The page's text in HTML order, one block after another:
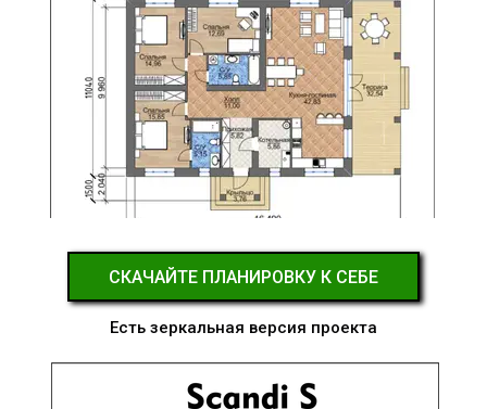
СКАЧАЙТЕ ПЛАНИРОВКУ К СЕБЕ
Есть зеркальная версия проекта